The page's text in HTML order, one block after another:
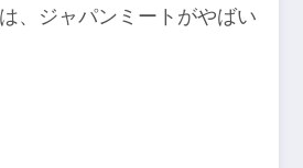
、ジャパンミートがやばい